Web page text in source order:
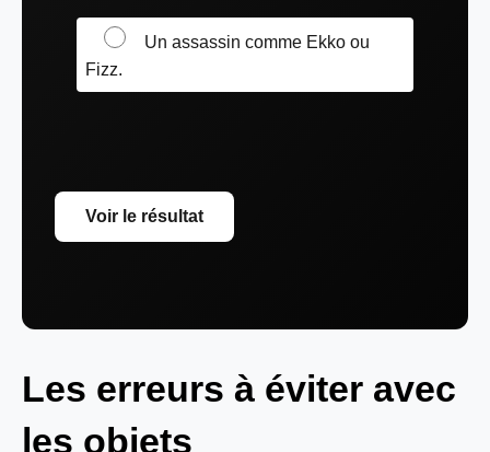
Un assassin comme Ekko ou
Fizz.
Voir le résultat
Les erreurs à éviter avec
les objets